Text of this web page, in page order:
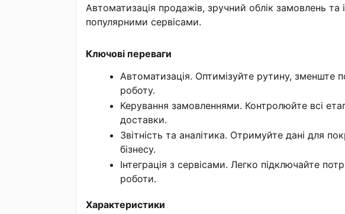
Автоматизація продажів, зручний облік замовлень та
популярними сервісами.
Ключові переваги
Автоматизація. Оптимізуйте рутину, зменште
роботу.
Керування замовленнями. Контролюйте всі
доставки.
Звітність та аналітика. Отримуйте дані для
бізнесу.
Інтеграція з сервісами. Легко підключайте
роботи.
Характеристики